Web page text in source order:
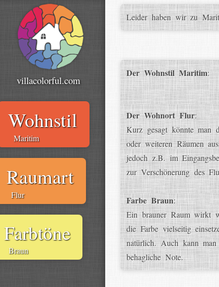
villacolorful.com
Wohnstil
Maritim
Raumart
Flur
Farbtöne
Braun
Leider haben wir zu
Der Wohnstil Maritim:
Der Wohnort Flur:
Kurz gesagt könnte man
oder weiteren Räumen
jedoch z.B. im
zur Verschönerung des
Farbe Braun:
Ein brauner Raum wirkt
die Farbe vielseitig
natürlich. Auch kann
behagliche Note.